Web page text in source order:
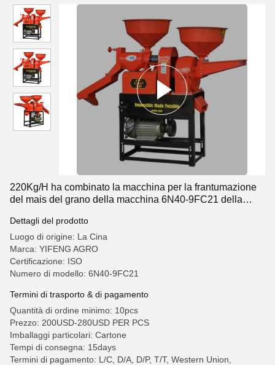
220Kg/H ha combinato la macchina per la frantumazione
del mais del grano della macchina 6N40-9FC21 della
Dettagli del prodotto
Luogo di origine: La Cina
Marca: YIFENG AGRO
Certificazione: ISO
Numero di modello: 6N40-9FC21
Termini di trasporto & di pagamento
Quantità di ordine minimo: 10pcs
Prezzo: 200USD-280USD PER PCS
Imballaggi particolari: Cartone
Tempi di consegna: 15days
Termini di pagamento: L/C, D/A, D/P, T/T, Western Union,